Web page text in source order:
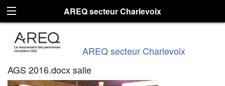
AREQ secteur Charlevoix
AREQ secteur Charlevoix
AGS 2016.docx salle